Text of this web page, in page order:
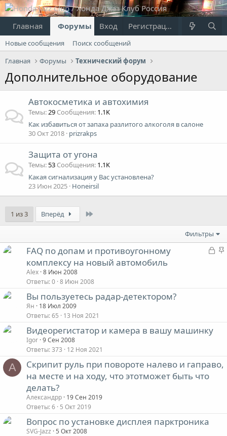
Главная Форумы Что нового?
Вход Регистрация
Новые сообщения
Поиск сообщений
Главная
Форумы Технический форум
Дополнительное оборудование
Автокосметика и автохимия
Темы 29 Сообщения 1.1K
Как избавиться от запаха разлитого алкоголя в салоне
30 Окт 2018 prizrakps
Защита от угона
Темы 53 Сообщения 1.1K
Какая сигнализация у Вас установлена?
23 Июн 2025 Honeirsil
1 из 3 Вперёд
Фильтры
З
FAQ по допам и противоугонному
комплексу на новый автомобиль
Alex 8 Июн 2008
Ответы 0 8 Июн 2008
Вы пользуетесь радар-детектором?
Ян
18 Июл 2009
Ответы 65 13 Ноя 2021
Видеорегистатор и камера в вашу машинку
Igor 9 Сен 2008
Ответы 373 12 Ноя 2021
А
Скрипит руль при повороте налево и гаправо,
на месте и на ходу, что этотможет быть что
делать?
Александрр 19 Сен 2019
Ответы 6 5 Окт 2019
Вопрос по установке дисплея парктроника
SVG-Jazz 5 Окт 2008